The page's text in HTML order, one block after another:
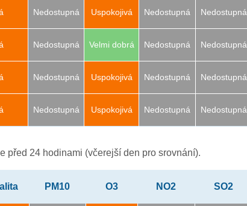
Nedostupná Uspokojivá Nedostupná Nedostupná
Nedostupná Velmi dobrá Nedostupná Nedostupná
Nedostupná Uspokojivá Nedostupná Nedostupná
Nedostupná Uspokojivá Nedostupná Nedostupná
před 24 hodinami (včerejší den pro srovnání).
PM10 O3 NO2 SO2